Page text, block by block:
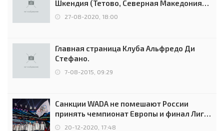
Шкендия (Тетово, Северная Македония) -
0:2 (0:0)
27-08-2020, 18:00
Главная страница Клуба Альфредо Ди
Стефано.
7-08-2015, 09:29
Санкции WADA не помешают России
принять чемпионат Европы и финал Лиги
чемпионов.
20-12-2020, 17:48